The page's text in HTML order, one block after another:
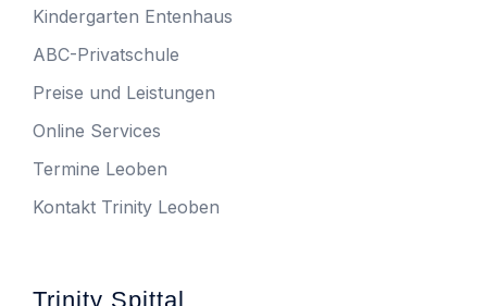
Kindergarten Entenhaus
ABC-Privatschule
Preise und Leistungen
Online Services
Termine Leoben
Kontakt Trinity Leoben
Trinity Spittal